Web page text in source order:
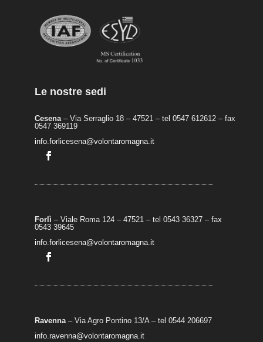
Le nostre sedi
Cesena– Via Serraglio 18 – 47521 – tel 0547 612612 – fax
0547 369119
info.forlicesena@volontaromagna.it
Forlì – Viale Roma 124 – 47521 – tel 0543 36327 – fax
0543 39645
info.forlicesena@volontaromagna.it
Ravenna– Via Agro Pontino 13/A– tel 0544 206697
info.ravenna@volontaromagna.it